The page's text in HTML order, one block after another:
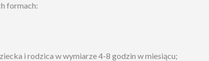
formach:
i rodzica w wymiarze 4-8 godzin w miesiącu;